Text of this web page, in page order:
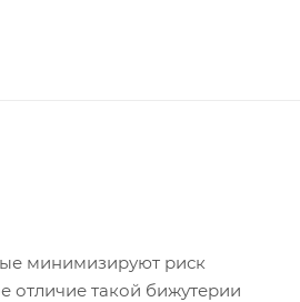
минимизируют риск
отличие такой бижутерии